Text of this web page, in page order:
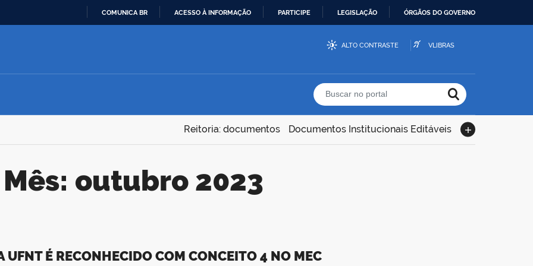
CONTEÚDO
COMUNICA BR ACESSO À INFORMAÇÃO PARTICIPE LEGISLAÇÃO ÓRGÃOS DO GOVERNO
ALTO CONTRASTE VLIBRAS
Buscar no portal
Reitoria: documentos Documentos Institucionais Editáveis
Mês: outubro 2023
UFNT É RECONHECIDO COM CONCEITO 4 NO MEC